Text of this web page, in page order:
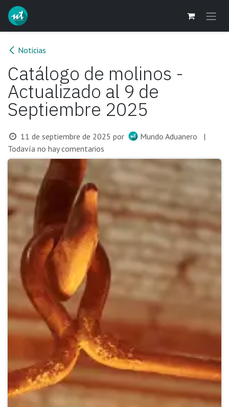
Ir al contenido
Noticias
Catálogo de molinos -
Actualizado al 9 de
Septiembre 2025
11 de septiembre de 2025 por Mundo Aduanero
|
Todavía no hay comentarios